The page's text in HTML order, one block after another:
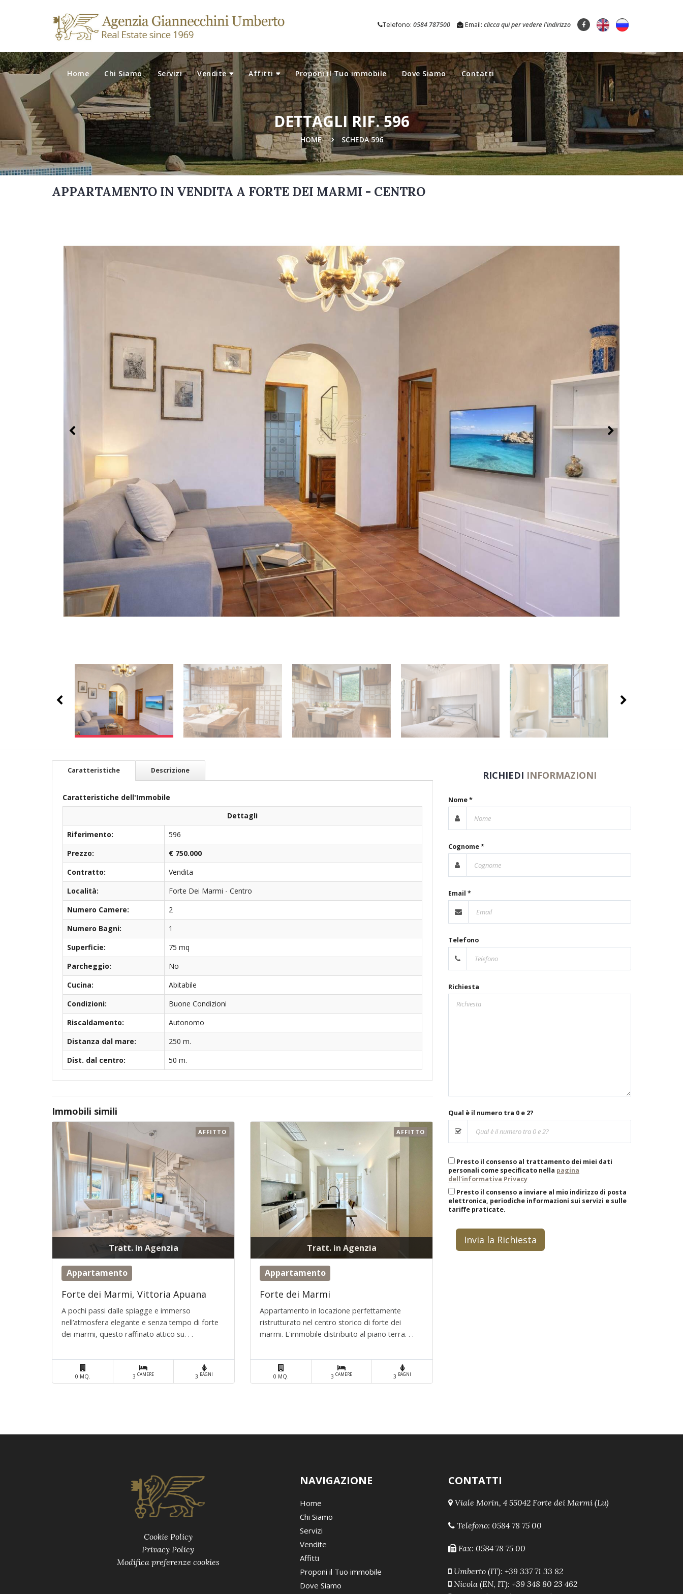
Telefono: 0584 787500 Email: clicca qui per vedere l'indirizzo
Home Chi Siamo Servizi Vendite Affitti Proponi il Tuo immobile Dove Siamo Contatti
DETTAGLI RIF. 596
HOME SCHEDA 596
APPARTAMENTO IN VENDITA A FORTE DEI MARMI - CENTRO
Caratteristiche Descrizione
Caratteristiche dell'Immobile
Dettagli
Riferimento:
596
Prezzo:
€ 750.000
Contratto:
Vendita
Località:
Forte Dei Marmi - Centro
Numero Camere:
2
Numero Bagni:
1
Superficie:
75 mq
Parcheggio:
No
Cucina:
Abitabile
Condizioni:
Buone Condizioni
Riscaldamento:
Autonomo
Distanza dal mare:
250 m.
Dist. dal centro:
50 m.
Immobili simili
Tratt. in Agenzia
AFFITTO
Appartamento
Forte dei Marmi, Vittoria Apuana
A pochi passi dalle spiagge e immerso
nell’atmosfera elegante e senza tempo di forte
dei marmi, questo raffinato attico su. . .
0 MQ. 3CAMERE 3 BAGNI
Tratt. in Agenzia
AFFITTO
Appartamento
Forte dei Marmi
Appartamento in locazione perfettamente
ristrutturato nel centro storico di forte dei
marmi. L'immobile distribuito al piano terra. . .
0 MQ. 3CAMERE 3 BAGNI
RICHIEDI INFORMAZIONI
Nome *
Cognome *
Email *
Telefono
Richiesta
Qual è il numero tra 0 e 2?
Presto il consenso al trattamento dei miei dati
personali come specificato nella pagina
dell'informativa Privacy
Presto il consenso a inviare al mio indirizzo di posta
elettronica, periodiche informazioni sui servizi e sulle
tariffe praticate.
Invia la Richiesta
Cookie Policy
Privacy Policy
Modifica preferenze cookies
NAVIGAZIONE
Home
Chi Siamo
Servizi
Vendite
Affitti
Proponi il Tuo immobile
Dove Siamo
CONTATTI
Viale Morin, 4 55042 Forte dei Marmi (Lu)
Telefono: 0584 78 75 00
Fax: 0584 78 75 00
Umberto (IT): +39 337 71 33 82
Nicola (EN, IT): +39 348 80 23 462